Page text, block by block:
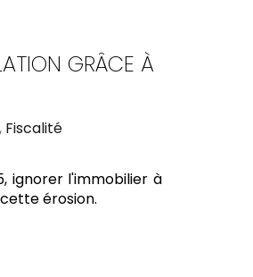
GRÂCE À
Fiscalité
ignorer l'immobilier à
érosion.